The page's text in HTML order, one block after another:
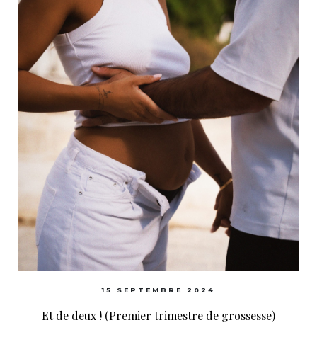
15 SEPTEMBRE 2024
Et de deux ! (Premier trimestre de grossesse)